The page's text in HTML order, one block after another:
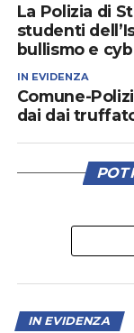
La Polizia di
studenti
bullismo e
IN EVIDENZA
Comune-
dai dai
IN EVIDENZA